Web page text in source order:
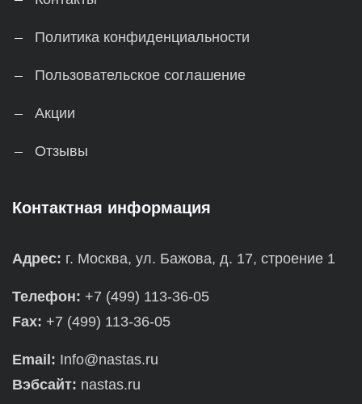
Политика конфиденциальности
Пользовательское соглашение
Акции
Отзывы
Контактная информация
Адрес: г. Москва, ул. Бажова, д. 17, строение 1
Телефон: +7 (499) 113-36-05
Fax: +7 (499) 113-36-05
Email: Info@nastas.ru
Вэбсайт: nastas.ru